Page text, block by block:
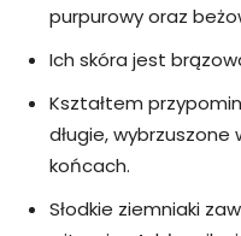
purpurowy oraz
Ich skóra jest
Kształtem
długie, wybrzuszone
końcach.
Słodkie ziemniaki